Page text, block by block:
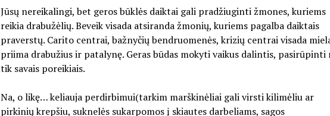
Jūsų nereikalingi, bet geros būklės daiktai gali pradžiuginti žmones, kuriems
reikia drabužėlių. Beveik visada atsiranda žmonių, kuriems pagalba daiktais
praverstų. Carito centrai, bažnyčių bendruomenės, krizių centrai visada
priima drabužius ir patalynę. Geras būdas mokyti vaikus dalintis, pasirūpinti
tik savais poreikiais.
Na, o likę… keliauja perdirbimui(tarkim marškinėliai gali virsti kilimėliu ar
pirkinių krepšiu, suknelės sukarpomos į skiautes darbeliams, sagos